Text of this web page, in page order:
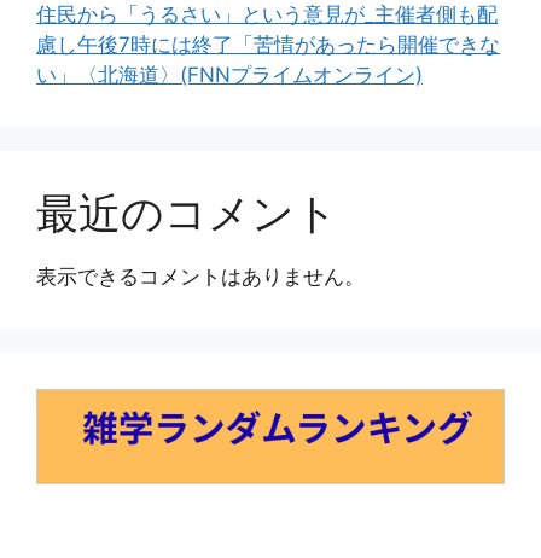
住民から「うるさい」という意見が_主催者側も配
慮し午後7時には終了「苦情があったら開催できな
い」〈北海道〉(FNNプライムオンライン)
最近のコメント
表示できるコメントはありません。